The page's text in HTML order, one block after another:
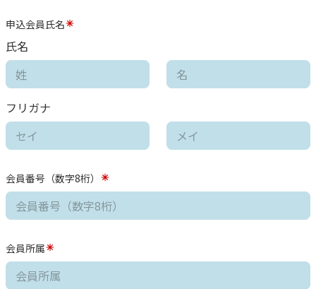
申込会員氏名
氏名
フリガナ
会員番号（数字8桁）
会員所属